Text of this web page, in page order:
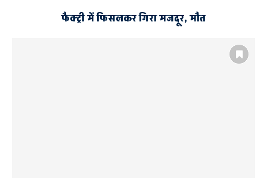
फैक्ट्री में फिसलकर गिरा मजदूर, मौत